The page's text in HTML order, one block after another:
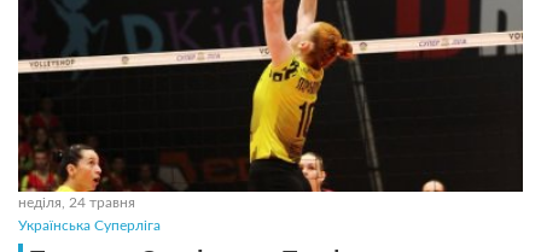
неділя, 24 травня
Українська Суперліга